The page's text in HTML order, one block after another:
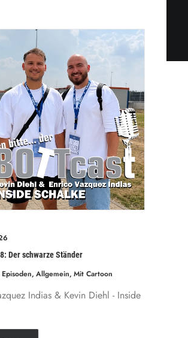
Der schwarze Ständer
, Allgemein, Mit Cartoon
Indias & Kevin Diehl - Inside